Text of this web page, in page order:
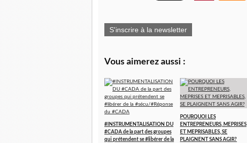
S'inscrire à la newsletter
Vous aimerez aussi :
#‎INSTRUMENTALISATION‬ DU
‪#‎CADA‬ de la part des groupes
qui prétendent se ‪#‎libérer‬ de la
POURQUOI LES
ENTREPRENEURS, MEPRISES
ET MEPRISABLES, SE
PLAIGNENT SANS AGIR?